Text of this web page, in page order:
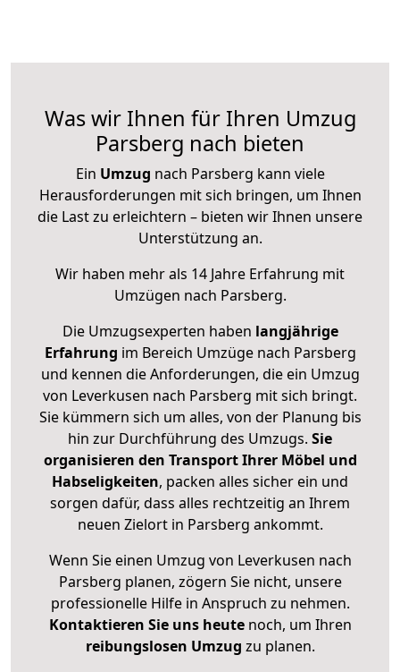
Was wir Ihnen für Ihren Umzug
Parsberg nach bieten
Ein Umzug nach Parsberg kann viele
Herausforderungen mit sich bringen, um Ihnen
die Last zu erleichtern – bieten wir Ihnen unsere
Unterstützung an.
Wir haben mehr als 14 Jahre Erfahrung mit
Umzügen nach Parsberg.
Die Umzugsexperten haben langjährige
Erfahrung im Bereich Umzüge nach Parsberg
und kennen die Anforderungen, die ein Umzug
von Leverkusen nach Parsberg mit sich bringt.
Sie kümmern sich um alles, von der Planung bis
hin zur Durchführung des Umzugs. Sie
organisieren den Transport Ihrer Möbel und
Habseligkeiten, packen alles sicher ein und
sorgen dafür, dass alles rechtzeitig an Ihrem
neuen Zielort in Parsberg ankommt.
Wenn Sie einen Umzug von Leverkusen nach
Parsberg planen, zögern Sie nicht, unsere
professionelle Hilfe in Anspruch zu nehmen.
Kontaktieren Sie uns heutenoch, um Ihren
reibungslosen Umzug zu planen.